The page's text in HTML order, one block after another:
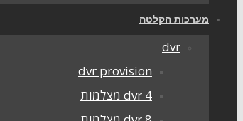
מערכות הקלטה
dvr
dvr provision
dvr 4 מצלמות